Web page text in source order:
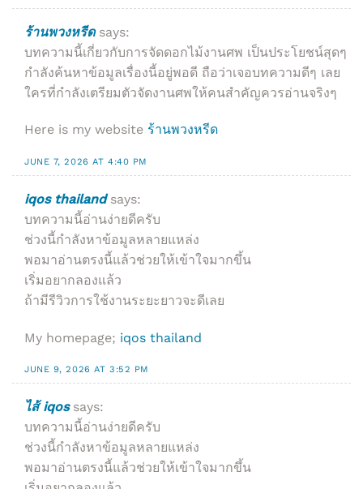
ร้านพวงหรีด says:
บทความนี้เกี่ยวกับการจัดดอกไม้งานศพ เป็นประโยชน์สุดๆ
กำลังค้นหาข้อมูลเรื่องนี้อยู่พอดี ถือว่าเจอบทความดีๆ เลย
ใครที่กำลังเตรียมตัวจัดงานศพให้คนสำคัญควรอ่านจริงๆ
Here is my website ร้านพวงหรีด
JUNE 7, 2026 AT 4:40 PM
iqos thailand says:
บทความนี้อ่านง่ายดีครับ
ช่วงนี้กำลังหาข้อมูลหลายแหล่ง
พอมาอ่านตรงนี้แล้วช่วยให้เข้าใจมากขึ้น
เริ่มอยากลองแล้ว
ถ้ามีรีวิวการใช้งานระยะยาวจะดีเลย
My homepage; iqos thailand
JUNE 9, 2026 AT 3:52 PM
ไส้ iqos says:
บทความนี้อ่านง่ายดีครับ
ช่วงนี้กำลังหาข้อมูลหลายแหล่ง
พอมาอ่านตรงนี้แล้วช่วยให้เข้าใจมากขึ้น